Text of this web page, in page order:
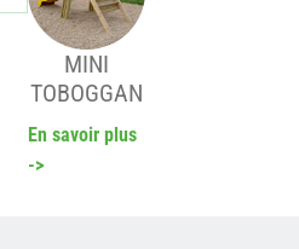
MINI
TOBOGGAN
En savoir plus
->